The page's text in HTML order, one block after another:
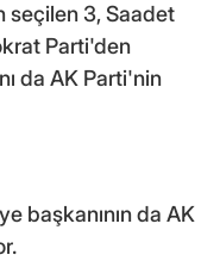
seçilen 3, Saadet
Parti'den
da AK Parti'nin
başkanının da AK